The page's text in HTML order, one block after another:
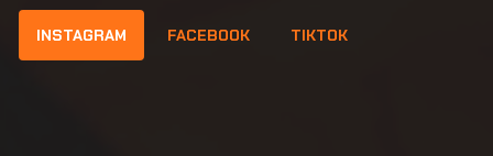
INSTAGRAM FACEBOOK TIKTOK